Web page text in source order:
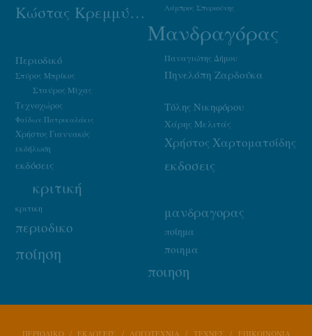
Κώστας Κρεμμύδας Λάμπρος Σπυριούνης
Μανδραγόρας
Παναγιώτης Δήμου
Περιοδικό
Πηνελόπη Ζαρδούκα
Σπύρος Μπρίκος
Σταύρος Μίχας
Τεχνοχώρος
Τόλης Νικηφόρου
Φαίδων Πατρικαλάκις Χάρης Μελιτάς
Χρήστος Γιαννακός
Χρήστος Χαρτοματσίδης
εκδήλωση
εκδοσεις
εκδόσεις
κριτική
κριτικη μανδραγορας
περιοδικο ποίημα
ποίηση ποιημα
ποιηση
ΠΕΡΙΟΔΙΚΟ ΕΚΔΟΣΕΙΣ ΛΟΓΟΤΕΧΝΙΑ ΤΕΧΝΕΣ ΕΠΙΚΟΙΝΩΝΙΑ